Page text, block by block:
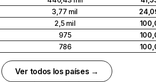
3,77 mil
2,5 mil
975
786
Ver todos los países →